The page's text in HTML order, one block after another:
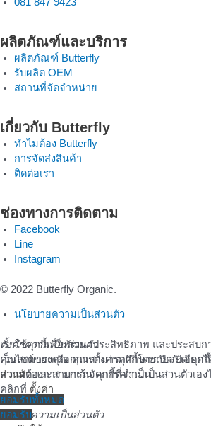
ผลิตภัณฑ์และบริการ
ผลิตภัณฑ์ Butterfly
รับผลิต OEM
สถานที่จัดจำหน่าย
เกี่ยวกับ Butterfly
ทำไมต้อง Butterfly
การจัดส่งสินค้า
ติดต่อเรา
ช่องทางการติดตาม
Facebook
Line
Instagram
© 2022 Butterfly Organic.
นโยบายความเป็นส่วนตัว
เราใช้คุกกี้เพื่อพัฒนาประสิทธิภาพ และประสบ
เว็บไซต์ของคุณ คุณสามารถศึกษารายละเอียด
ส่วนตัวและสามารถจัดการความเป็นส่วนตัวเอง
คลิกที่ ตั้งค่า
ยอมรับ
ตั้งค่าความเป็นส่วนตัว
คุณสามารถเลือกการตั้งค่าคุกกี้โดยเปิด/ปิด คุก
ความต้องการ ยกเว้น คุกกี้ที่จำเป็น
ยอมรับทั้งหมด
จัดการความเป็นส่วนตัว